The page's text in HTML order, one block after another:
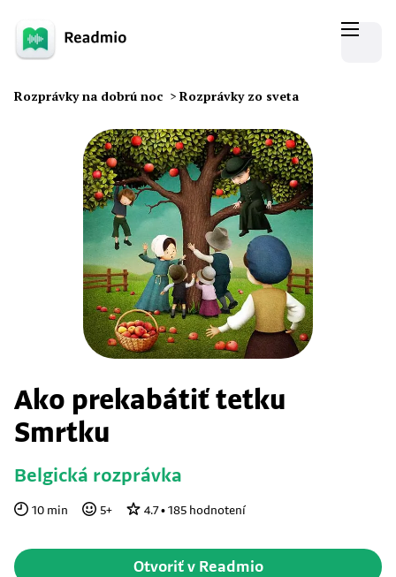
Rozprávky na dobrú noc > Rozprávky zo sveta
Ako prekabátiť tetku
Smrtku
Belgická rozprávka
10 min 5+ 4.7• 185 hodnotení
Otvoriť v Readmio